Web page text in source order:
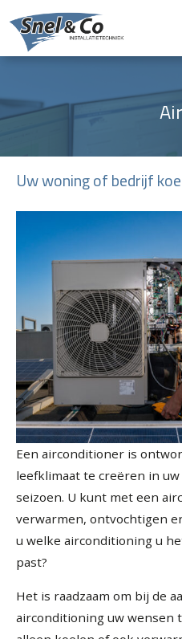
Uw woning of bedrijf
Een airconditioner is
leefklimaat te creëren in
seizoen. U kunt met een
verwarmen, ontvochtigen
u welke airconditioning u
past?
Het is raadzaam om bij de
airconditioning uw wensen